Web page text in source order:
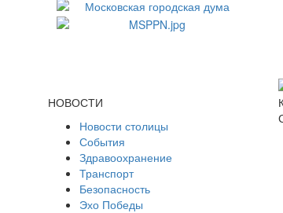
НОВОСТИ
Новости столицы
События
Здравоохранение
Транспорт
Безопасность
Эхо Победы